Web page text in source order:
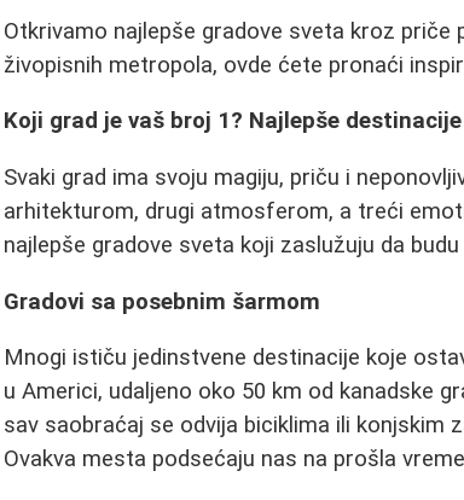
Otkrivamo najlepše gradove sveta kroz priče
živopisnih metropola, ovde ćete pronaći
Koji grad je vaš broj 1? Najlepše
Svaki grad ima svoju magiju, priču i
arhitekturom, drugi atmosferom, a treći
najlepše gradove sveta koji zaslužuju da
Gradovi sa posebnim šarmom
Mnogi ističu jedinstvene destinacije koje
u Americi, udaljeno oko 50 km od kanadske
sav saobraćaj se odvija biciklima ili konjskim
Ovakva mesta podsećaju nas na prošla